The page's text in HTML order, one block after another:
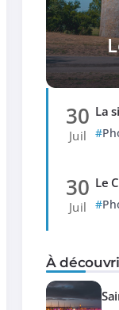
30
Juil
La
30
Juil
Le
À